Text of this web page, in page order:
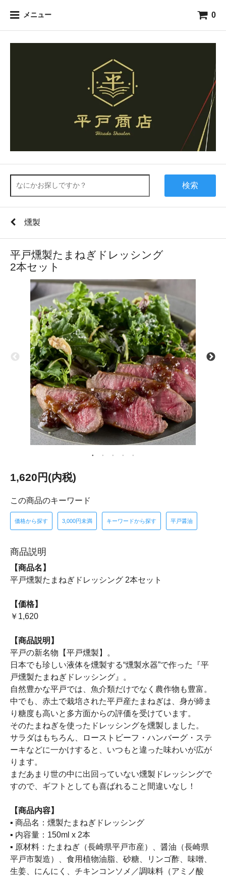
メニュー 0
検索
燻製
平戸燻製たまねぎドレッシング
2本セット
1,620円(内税)
この商品のキーワード
価格から探す 3,000円未満 キーワードから探す 平戸醤油
商品説明
【商品名】
平戸燻製たまねぎドレッシング 2本セット
【価格】
￥1,620
【商品説明】
平戸の新名物【平戸燻製】。
日本でも珍しい液体を燻製する“燻製水器”で作った『平
戸燻製たまねぎドレッシング』。
自然豊かな平戸では、魚介類だけでなく農作物も豊富。
中でも、赤土で栽培された平戸産たまねぎは、身が締ま
り糖度も高いと多方面からの評価を受けています。
そのたまねぎを使ったドレッシングを燻製しました。
サラダはもちろん、ローストビーフ・ハンバーグ・ステ
ーキなどに一かけすると、いつもと違った味わいが広が
ります。
まだあまり世の中に出回っていない燻製ドレッシングで
すので、ギフトとしても喜ばれること間違いなし！
【商品内容】
▪ 商品名：燻製たまねぎドレッシング
▪ 内容量：150ml x 2本
▪ 原材料：たまねぎ（長崎県平戸市産）、醤油（長崎県
平戸市製造）、食用植物油脂、砂糖、リンゴ酢、味噌、
生姜、にんにく、チキンコンソメ／調味料（アミノ酸